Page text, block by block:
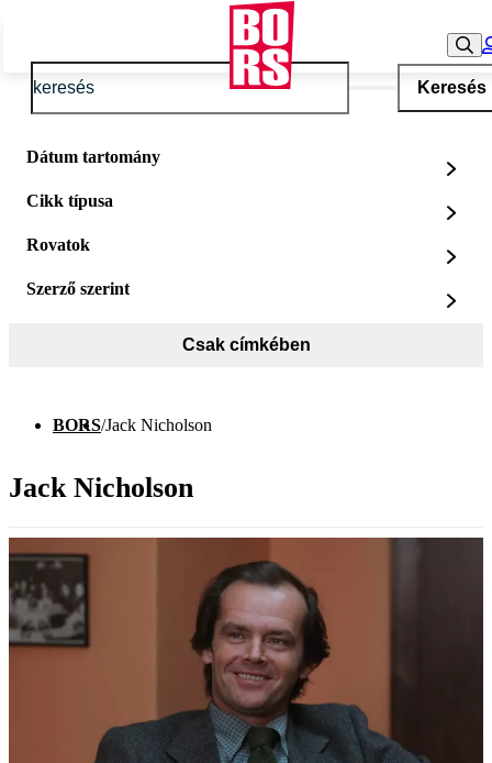
Keresés
Dátum tartomány
Cikk típusa
Rovatok
Szerző szerint
Csak címkében
BORS/Jack Nicholson
Jack Nicholson